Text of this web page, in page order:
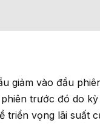
trước đó do
triển vọng lãi suất